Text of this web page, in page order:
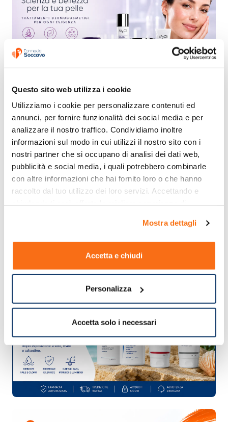
Questo sito web utilizza i cookie
Utilizziamo i cookie per personalizzare contenuti ed
annunci, per fornire funzionalità dei social media e per
analizzare il nostro traffico. Condividiamo inoltre
informazioni sul modo in cui utilizzi il nostro sito con i
nostri partner che si occupano di analisi dei dati web,
pubblicità e social media, i quali potrebbero combinarle
con altre informazioni che hai fornito loro o che hanno
raccolto dal tuo utilizzo dei loro servizi. Accettando e
Mostra dettagli
Accetta e chiudi
Personalizza
Accetta solo i necessari